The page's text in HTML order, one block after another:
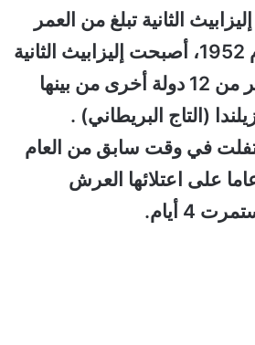
الثانية تبلغ من العمر
96 عاما. ومنذ عام 1952، أصبحت إليزابيث الثانية
ملكة لبريطانيا وأكثر من 12 دولة أخرى من بينها
(التاج البريطاني) .
في وقت سابق من العام
بمرور 70 عاما على اعتلائها العرش
4 أيام.